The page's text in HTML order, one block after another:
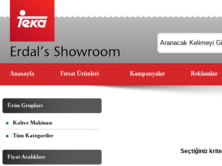
Anasayfa Fırsat Ürünleri Kampanyalar Reklamlar
Ürün Grupları
Kahve Makinası
Tüm Kategoriler
Fiyat Aralıkları
Seçtiğiniz